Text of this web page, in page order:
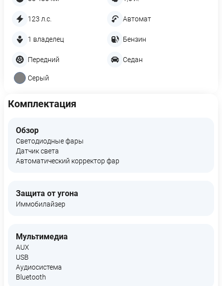
123 л.с. Автомат
1 владелец Бензин
Передний Седан
Серый
Комплектация
Обзор
Светодиодные фары
Датчик света
Автоматический корректор фар
Защита от угона
Иммобилайзер
Мультимедиа
AUX
USB
Аудиосистема
Bluetooth